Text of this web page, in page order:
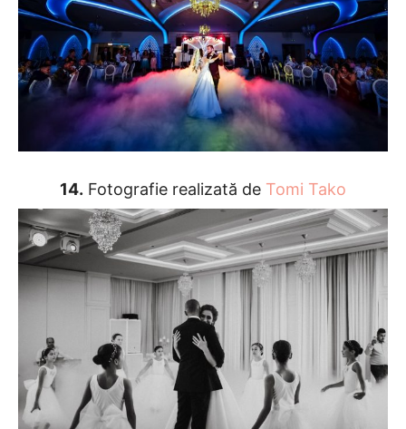
14. Fotografie realizată de Tomi Tako